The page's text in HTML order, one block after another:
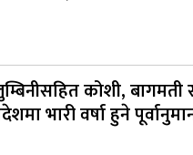
कोशी, बागमती
भारी वर्षा हुने